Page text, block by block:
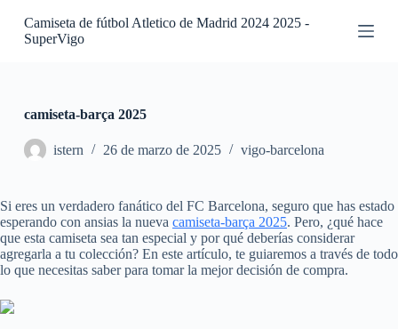
S
e
n
i
d
o
Camiseta de fútbol Atletico de Madrid 2024 2025 -
SuperVigo
camiseta-barça 2025
istern 26 de marzo de 2025 vigo-barcelona
Si eres un verdadero fanático del FC Barcelona, seguro que has estado
esperando con ansias la nueva camiseta-barça 2025. Pero, ¿qué hace
que esta camiseta sea tan especial y por qué deberías considerar
agregarla a tu colección? En este artículo, te guiaremos a través de todo
lo que necesitas saber para tomar la mejor decisión de compra.